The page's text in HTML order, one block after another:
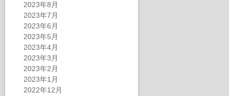
2023年8月
2023年7月
2023年6月
2023年5月
2023年4月
2023年3月
2023年2月
2023年1月
2022年12月